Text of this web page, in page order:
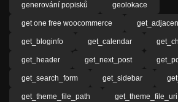
generování popisků geolokace
get one free woocommerce
get_bloginfo get_calendar
get_header get_next_post
get_search_form get_sidebar
get_theme_file_path get_theme_file_uri